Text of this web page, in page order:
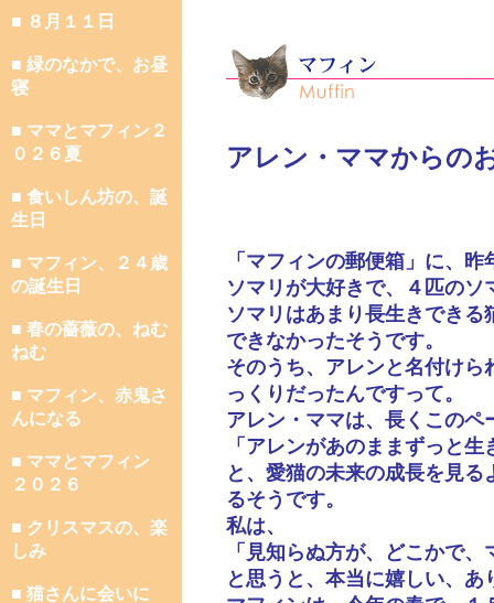
■ ８月１１日
■ 緑のなかで、お昼
寝
■ ママとマフィン２
０２６夏
■ 食いしん坊の、誕
生日
■ マフィン、２４歳
の誕生日
■ 春の薔薇の、ねむ
ねむ
■ マフィン、赤鬼さ
んになる
■ ママとマフィン
２０２６
■ クリスマスの、楽
しみ
■ 猫さんに会いに
アレン・ママからの
「マフィンの郵便箱」に、
ソマリが大好きで、４匹の
ソマリはあまり長生きでき
できなかったそうです。
そのうち、アレンと名付け
っくりだったんですって。
アレン・ママは、長くこの
「アレンがあのままずっと
と、愛猫の未来の成長を見
るそうです。
私は、
「見知らぬ方が、どこかで
と思うと、本当に嬉しい、